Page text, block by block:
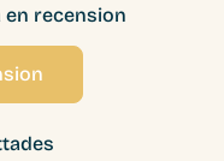
recension